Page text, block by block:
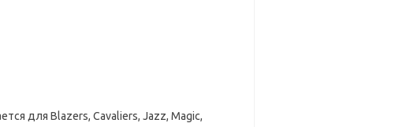
для Blazers, Cavaliers, Jazz, Magic,